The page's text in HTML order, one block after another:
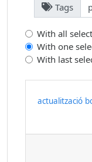
Tags
With all
With one
With last
actualització